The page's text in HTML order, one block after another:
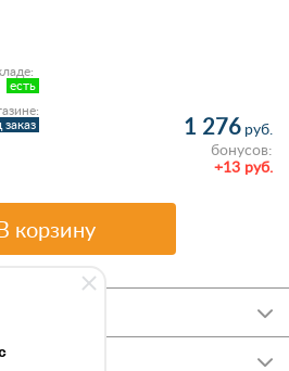
есть
1 276 руб.
бонусов:
+13 руб.
корзину